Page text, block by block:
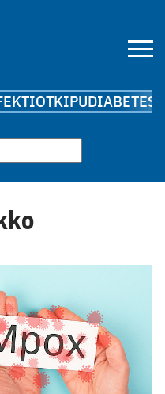
KIPUDIABETES